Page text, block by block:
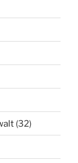
(32)